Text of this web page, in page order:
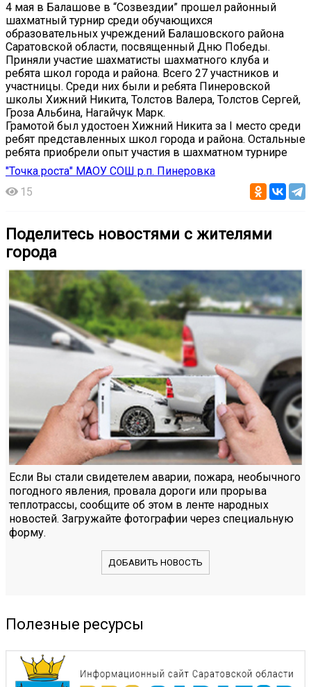
4 мая в Балашове в “Созвездии” прошел районный
шахматный турнир среди обучающихся
образовательных учреждений Балашовского района
Саратовской области, посвященный Дню Победы.
Приняли участие шахматисты шахматного клуба и
ребята школ города и района. Всего 27 участников и
участницы. Среди них были и ребята Пинеровской
школы Хижний Никита, Толстов Валера, Толстов Сергей,
Гроза Альбина, Нагайчук Марк.
Грамотой был удостоен Хижний Никита за I место среди
ребят представленных школ города и района. Остальные
ребята приобрели опыт участия в шахматном турнире️
"Точка роста" МАОУ СОШ р.п. Пинеровка
15
Поделитесь новостями с жителями
города
Если Вы стали свидетелем аварии, пожара, необычного
погодного явления, провала дороги или прорыва
теплотрассы, сообщите об этом в ленте народных
новостей. Загружайте фотографии через специальную
форму.
ДОБАВИТЬ НОВОСТЬ
Полезные ресурсы